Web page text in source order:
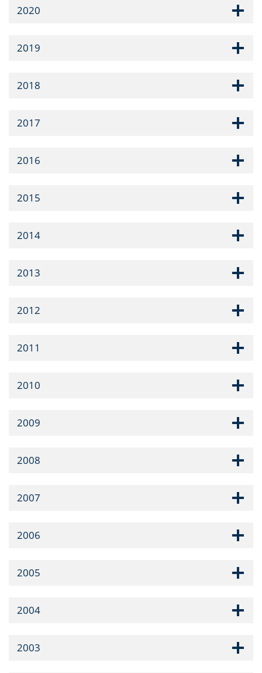
2020
2019
2018
2017
2016
2015
2014
2013
2012
2011
2010
2009
2008
2007
2006
2005
2004
2003